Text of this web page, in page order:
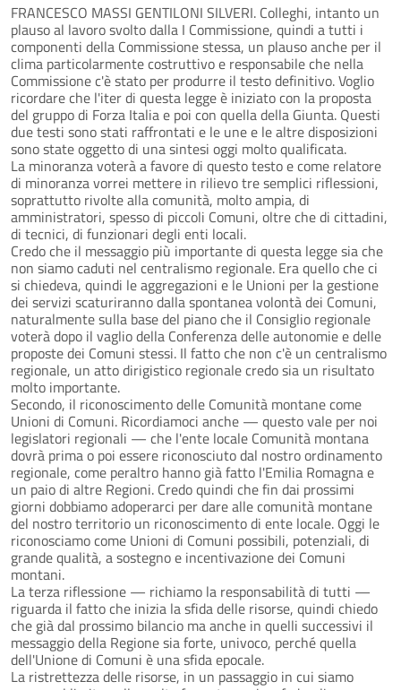
FRANCESCO MASSI GENTILONI SILVERI. Colleghi, intanto un
plauso al lavoro svolto dalla I Commissione, quindi a tutti i
componenti della Commissione stessa, un plauso anche per il
clima particolarmente costruttivo e responsabile che nella
Commissione c'è stato per produrre il testo definitivo. Voglio
ricordare che l'iter di questa legge è iniziato con la proposta
del gruppo di Forza Italia e poi con quella della Giunta. Questi
due testi sono stati raffrontati e le une e le altre disposizioni
sono state oggetto di una sintesi oggi molto qualificata.
La minoranza voterà a favore di questo testo e come relatore
di minoranza vorrei mettere in rilievo tre semplici riflessioni,
soprattutto rivolte alla comunità, molto ampia, di
amministratori, spesso di piccoli Comuni, oltre che di cittadini,
di tecnici, di funzionari degli enti locali.
Credo che il messaggio più importante di questa legge sia che
non siamo caduti nel centralismo regionale. Era quello che ci
si chiedeva, quindi le aggregazioni e le Unioni per la gestione
dei servizi scaturiranno dalla spontanea volontà dei Comuni,
naturalmente sulla base del piano che il Consiglio regionale
voterà dopo il vaglio della Conferenza delle autonomie e delle
proposte dei Comuni stessi. Il fatto che non c'è un centralismo
regionale, un atto dirigistico regionale credo sia un risultato
molto importante.
Secondo, il riconoscimento delle Comunità montane come
Unioni di Comuni. Ricordiamoci anche — questo vale per noi
legislatori regionali — che l'ente locale Comunità montana
dovrà prima o poi essere riconosciuto dal nostro ordinamento
regionale, come peraltro hanno già fatto l'Emilia Romagna e
un paio di altre Regioni. Credo quindi che fin dai prossimi
giorni dobbiamo adoperarci per dare alle comunità montane
del nostro territorio un riconoscimento di ente locale. Oggi le
riconosciamo come Unioni di Comuni possibili, potenziali, di
grande qualità, a sostegno e incentivazione dei Comuni
montani.
La terza riflessione — richiamo la responsabilità di tutti —
riguarda il fatto che inizia la sfida delle risorse, quindi chiedo
che già dal prossimo bilancio ma anche in quelli successivi il
messaggio della Regione sia forte, univoco, perché quella
dell'Unione di Comuni è una sfida epocale.
La ristrettezza delle risorse, in un passaggio in cui siamo